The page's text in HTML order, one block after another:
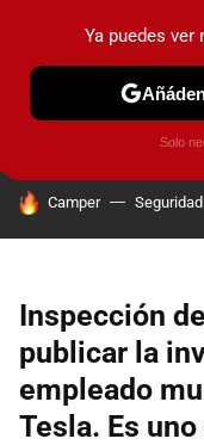
PRUEBAS
HOY SE HABLA DE
Camper Seguridad
Inspección
publicar la
empleado
Tesla. Es
Ya puedes
Solo